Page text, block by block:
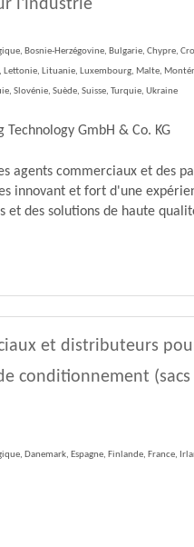
l'industrie
Bosnie-Herzégovine, Bulgarie, Chypre,
Lituanie, Luxembourg, Malte,
Slovénie, Suède, Suisse, Turquie, Ukraine
Technology GmbH & Co. KG
agents commerciaux et des
innovant et fort d'une
et des solutions de haute
et distributeurs
conditionnement
Danemark, Espagne, Finlande, France,